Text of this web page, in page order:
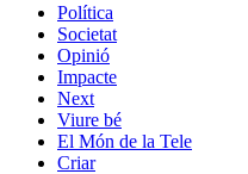
Política
Societat
Opinió
Impacte
Next
Viure bé
El Món de la Tele
Criar